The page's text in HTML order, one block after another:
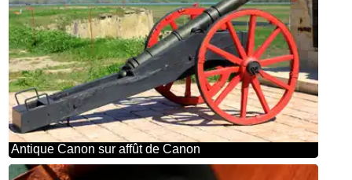
Antique Canon sur affût de Canon